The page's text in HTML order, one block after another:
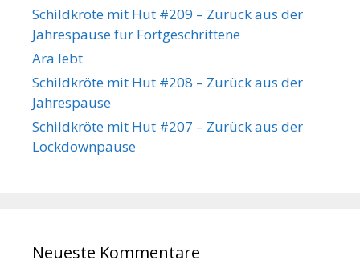
Schildkröte mit Hut #209 – Zurück aus der
Jahrespause für Fortgeschrittene
Ara lebt
Schildkröte mit Hut #208 – Zurück aus der
Jahrespause
Schildkröte mit Hut #207 – Zurück aus der
Lockdownpause
Neueste Kommentare